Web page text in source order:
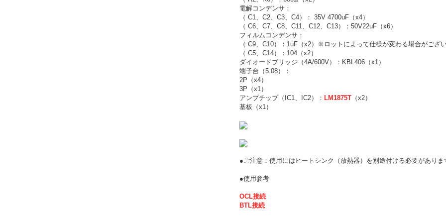
電解コンデンサ：
（ C1、C2、C3、C4）： 35V 4700uF（x4）
（ C6、C7、C8、C11、C12、C13）：50V22uF（x6）
フィルムコンデンサ：
（ C9、C10）：1uF（x2）※ロットによって仕様が変わる場合がござい
（ C5、C14）：104（x2）
ダイオードブリッジ（4A/600V）：KBL406（x1）
端子台（5.08）：
2P（x4）
3P（x1）
アンプチップ（IC1、IC2）： LM1875T （x2）
基板（x1）
●ご注意：使用にはヒートシンク（放熱器）を別途付ける必要がありま
●使用参考
OCL接続
BTL接続